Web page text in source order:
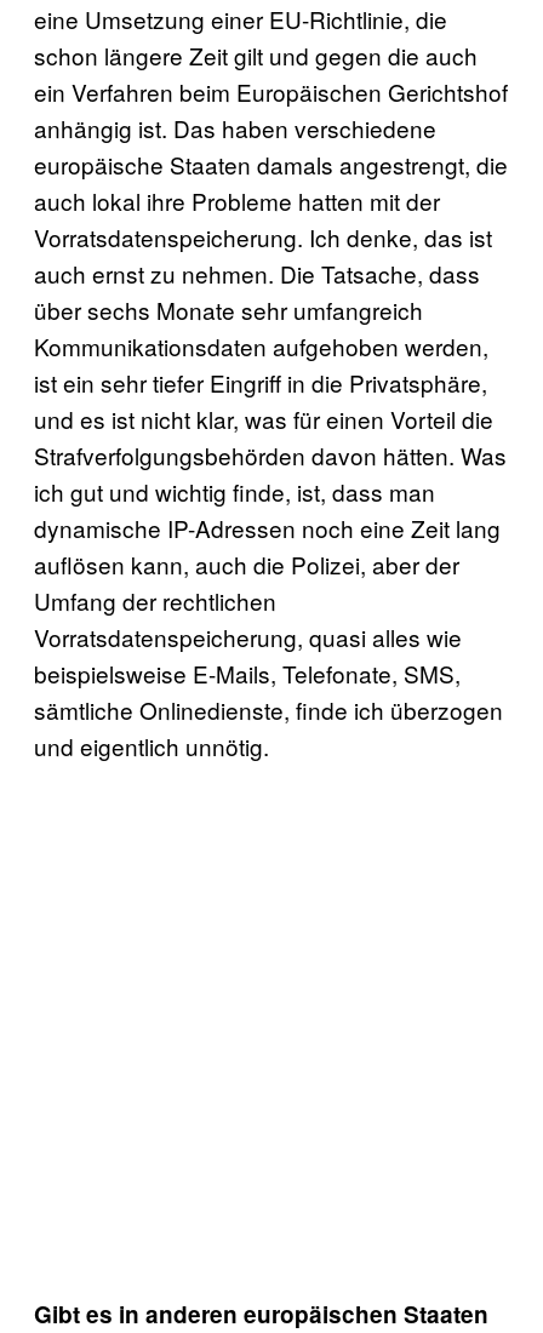
eine Umsetzung einer EU-Richtlinie, die
schon längere Zeit gilt und gegen die auch
ein Verfahren beim Europäischen Gerichtshof
anhängig ist. Das haben verschiedene
europäische Staaten damals angestrengt, die
auch lokal ihre Probleme hatten mit der
Vorratsdatenspeicherung. Ich denke, das ist
auch ernst zu nehmen. Die Tatsache, dass
über sechs Monate sehr umfangreich
Kommunikationsdaten aufgehoben werden,
ist ein sehr tiefer Eingriff in die Privatsphäre,
und es ist nicht klar, was für einen Vorteil die
Strafverfolgungsbehörden davon hätten. Was
ich gut und wichtig finde, ist, dass man
dynamische IP-Adressen noch eine Zeit lang
auflösen kann, auch die Polizei, aber der
Umfang der rechtlichen
Vorratsdatenspeicherung, quasi alles wie
beispielsweise E-Mails, Telefonate, SMS,
sämtliche Onlinedienste, finde ich überzogen
und eigentlich unnötig.
Gibt es in anderen europäischen Staaten